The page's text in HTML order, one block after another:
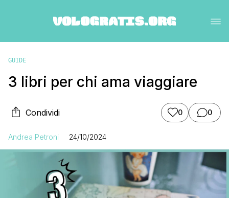
GUIDE
3 libri per chi ama viaggiare
Condividi 0 0
Andrea Petroni 24/10/2024